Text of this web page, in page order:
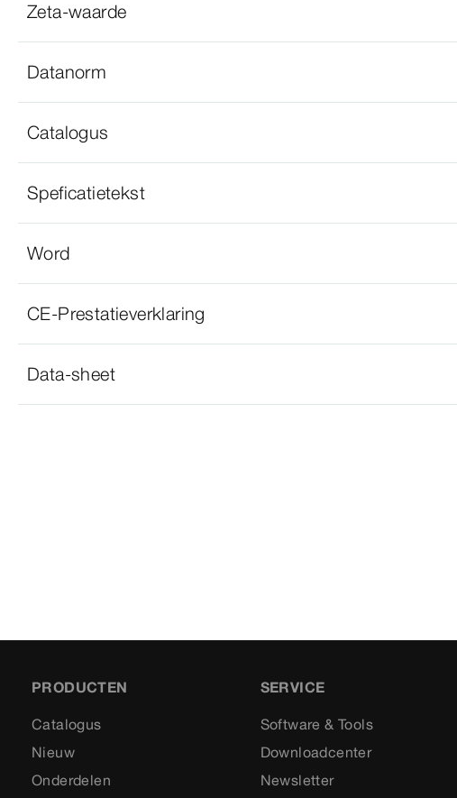
Zeta-waarde
Datanorm
Catalogus
Speficatietekst
Word
CE-Prestatieverklaring
Data-sheet
PRODUCTEN
Catalogus
Nieuw
Onderdelen
SERVICE
Software & Tools
Downloadcenter
Newsletter